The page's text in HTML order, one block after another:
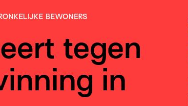
BEWONERS
tegen
in